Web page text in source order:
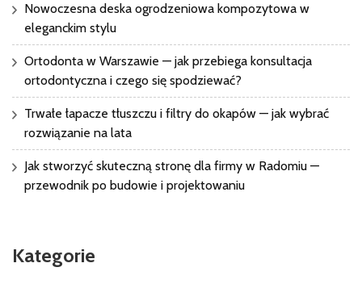
Nowoczesna deska ogrodzeniowa kompozytowa w
eleganckim stylu
Ortodonta w Warszawie — jak przebiega konsultacja
ortodontyczna i czego się spodziewać?
Trwałe łapacze tłuszczu i filtry do okapów — jak wybrać
rozwiązanie na lata
Jak stworzyć skuteczną stronę dla firmy w Radomiu —
przewodnik po budowie i projektowaniu
Kategorie